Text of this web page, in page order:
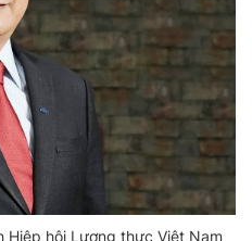
Hiệp hội Lương thực Việt Nam